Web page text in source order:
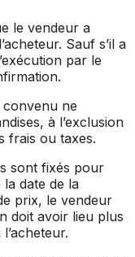
le vendeur a
Sauf s’il a
par le
ne
à l’exclusion
frais ou taxes.
sont fixés pour
date de la
prix, le vendeur
doit avoir lieu plus